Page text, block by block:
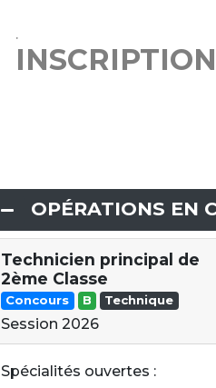
.
OPÉRATIONS EN
Technicien principal de
2ème Classe
Concours B Technique
Session 2026
Spécialités ouvertes :